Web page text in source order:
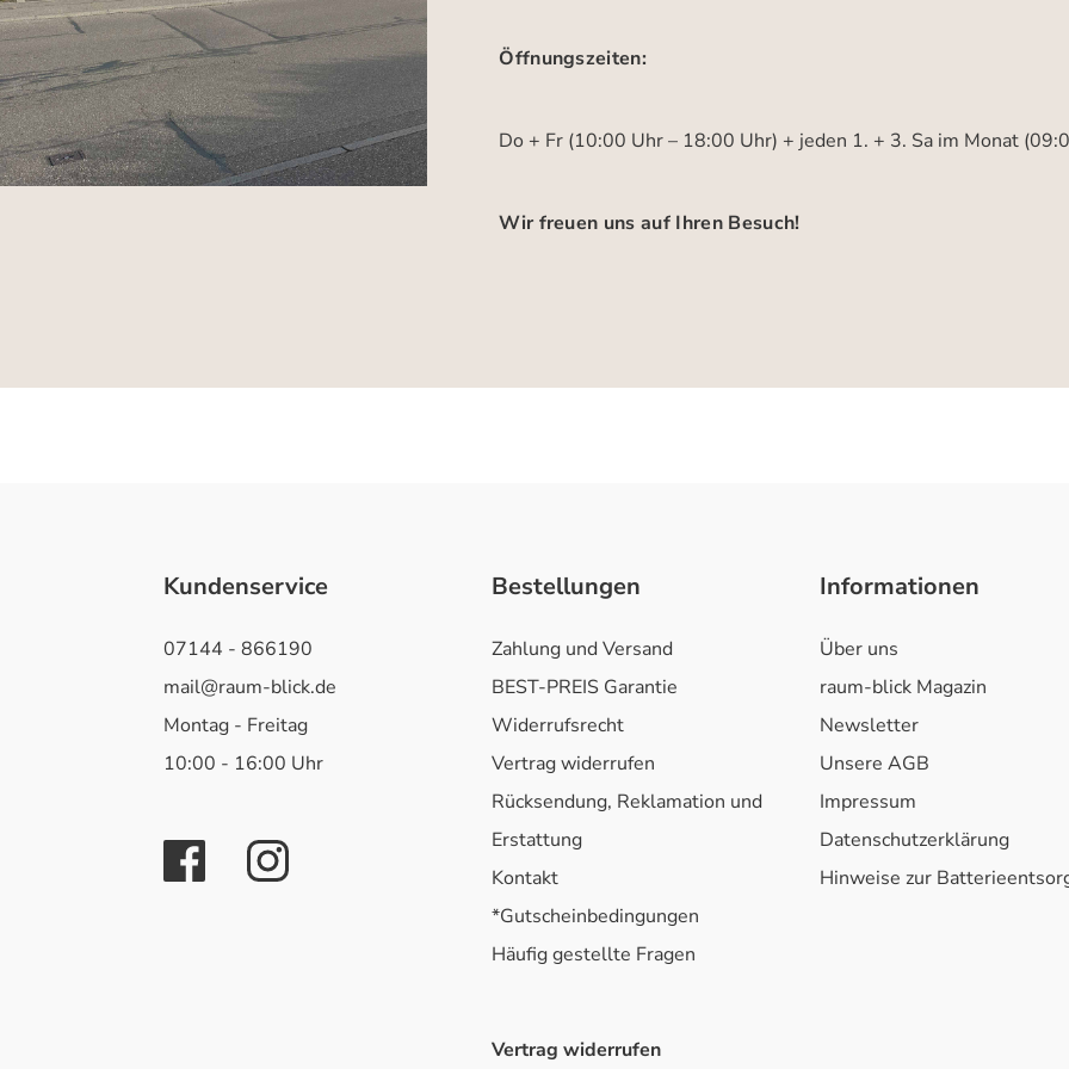
Öffnungszeiten:
Do + Fr (10:00 Uhr – 18:00 Uhr) + jeden 1. + 3. Sa im Monat
Wir freuen uns auf Ihren Besuch!
Kundenservice
07144 - 866190
mail@raum-blick.de
Montag - Freitag
10:00 - 16:00 Uhr
Bestellungen
Zahlung und Versand
BEST-PREIS Garantie
Widerrufsrecht
Vertrag widerrufen
Rücksendung, Reklamation und
Erstattung
Kontakt
*Gutscheinbedingungen
Häufig gestellte Fragen
Vertrag widerrufen
Informationen
Über uns
raum-blick Magazin
Newsletter
Unsere AGB
Impressum
Datenschutzerklärung
Hinweise zur